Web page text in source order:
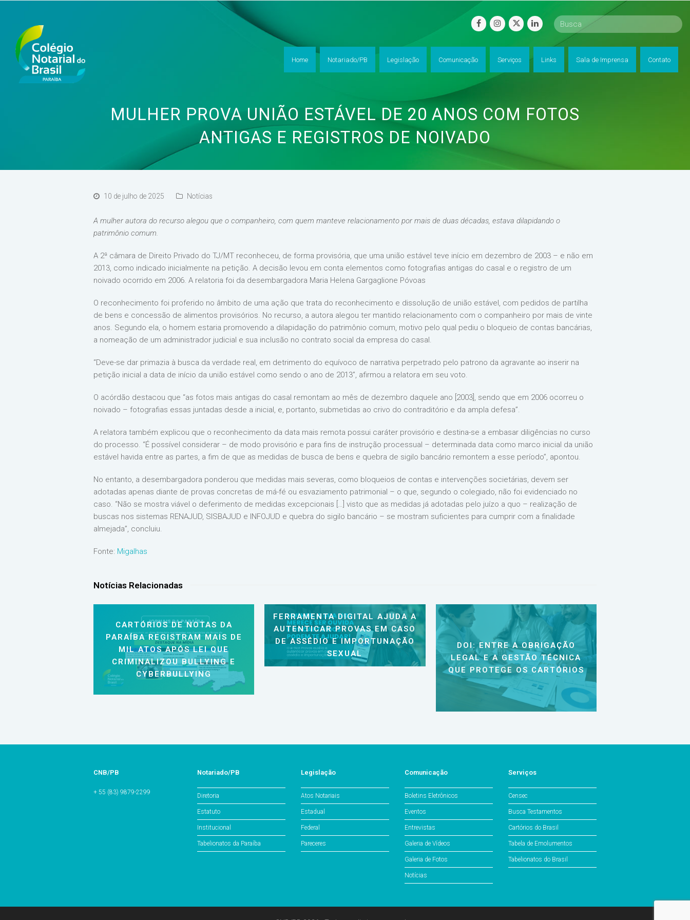
facebookinstagram
twitterlinkedin
Home Notariado/PB Legislação Comunicação Serviços Links Sala de Imprensa Contato
MULHER PROVA UNIÃO ESTÁVEL DE 20 ANOS COM FOTOS
ANTIGAS E REGISTROS DE NOIVADO
10 de julho de 2025 Notícias
A mulher autora do recurso alegou que o companheiro, com quem manteve relacionamento por mais de duas décadas, estava dilapidando o
patrimônio comum.
A 2ª câmara de Direito Privado do TJ/MT reconheceu, de forma provisória, que uma união estável teve início em dezembro de 2003 – e não em
2013, como indicado inicialmente na petição. A decisão levou em conta elementos como fotografias antigas do casal e o registro de um
noivado ocorrido em 2006. A relatoria foi da desembargadora Maria Helena Gargaglione Póvoas
O reconhecimento foi proferido no âmbito de uma ação que trata do reconhecimento e dissolução de união estável, com pedidos de partilha
de bens e concessão de alimentos provisórios. No recurso, a autora alegou ter mantido relacionamento com o companheiro por mais de vinte
anos. Segundo ela, o homem estaria promovendo a dilapidação do patrimônio comum, motivo pelo qual pediu o bloqueio de contas bancárias,
a nomeação de um administrador judicial e sua inclusão no contrato social da empresa do casal.
“Deve-se dar primazia à busca da verdade real, em detrimento do equívoco de narrativa perpetrado pelo patrono da agravante ao inserir na
petição inicial a data de início da união estável como sendo o ano de 2013”, afirmou a relatora em seu voto.
O acórdão destacou que “as fotos mais antigas do casal remontam ao mês de dezembro daquele ano [2003], sendo que em 2006 ocorreu o
noivado – fotografias essas juntadas desde a inicial, e, portanto, submetidas ao crivo do contraditório e da ampla defesa”.
A relatora também explicou que o reconhecimento da data mais remota possui caráter provisório e destina-se a embasar diligências no curso
do processo. “É possível considerar – de modo provisório e para fins de instrução processual – determinada data como marco inicial da união
estável havida entre as partes, a fim de que as medidas de busca de bens e quebra de sigilo bancário remontem a esse período”, apontou.
No entanto, a desembargadora ponderou que medidas mais severas, como bloqueios de contas e intervenções societárias, devem ser
adotadas apenas diante de provas concretas de má-fé ou esvaziamento patrimonial – o que, segundo o colegiado, não foi evidenciado no
caso. “Não se mostra viável o deferimento de medidas excepcionais […] visto que as medidas já adotadas pelo juízo a quo – realização de
buscas nos sistemas RENAJUD, SISBAJUD e INFOJUD e quebra do sigilo bancário – se mostram suficientes para cumprir com a finalidade
almejada”, concluiu.
Fonte: Migalhas
Notícias Relacionadas
CARTÓRIOS DE NOTAS DA
PARAÍBA REGISTRAM MAIS DE
MIL ATOS APÓS LEI QUE
CRIMINALIZOU BULLYING E
CYBERBULLYING
FERRAMENTA DIGITAL AJUDA A
AUTENTICAR PROVAS EM CASO
DE ASSÉDIO E IMPORTUNAÇÃO
SEXUAL
DOI: ENTRE A OBRIGAÇÃO
LEGAL E A GESTÃO TÉCNICA
QUE PROTEGE OS CARTÓRIOS
CNB/PB
+ 55 (83) 9879-2299
Notariado/PB
Diretoria
Estatuto
Institucional
Tabelionatos da Paraíba
Legislação
Atos Notariais
Estadual
Federal
Pareceres
Comunicação
Boletins Eletrônicos
Eventos
Entrevistas
Galeria de Vídeos
Galeria de Fotos
Notícias
Serviços
Censec
Busca Testamentos
Cartórios do Brasil
Tabela de Emolumentos
Tabelionatos do Brasil